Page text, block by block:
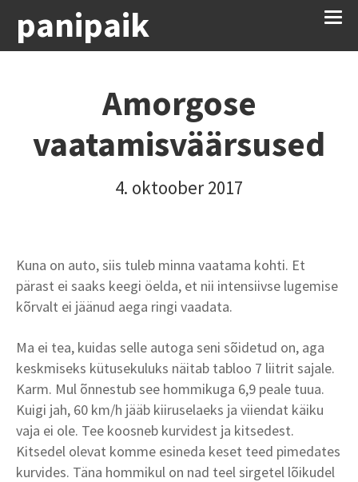
panipaik
Amorgose
vaatamisväärsused
4. oktoober 2017
Kuna on auto, siis tuleb minna vaatama kohti. Et
pärast ei saaks keegi öelda, et nii intensiivse lugemise
kõrvalt ei jäänud aega ringi vaadata.
Ma ei tea, kuidas selle autoga seni sõidetud on, aga
keskmiseks kütusekuluks näitab tabloo 7 liitrit sajale.
Karm. Mul õnnestub see hommikuga 6,9 peale tuua.
Kuigi jah, 60 km/h jääb kiiruselaeks ja viiendat käiku
vaja ei ole. Tee koosneb kurvidest ja kitsedest.
Kitsedel olevat komme esineda keset teed pimedates
kurvides. Täna hommikul on nad teel sirgetel lõikudel